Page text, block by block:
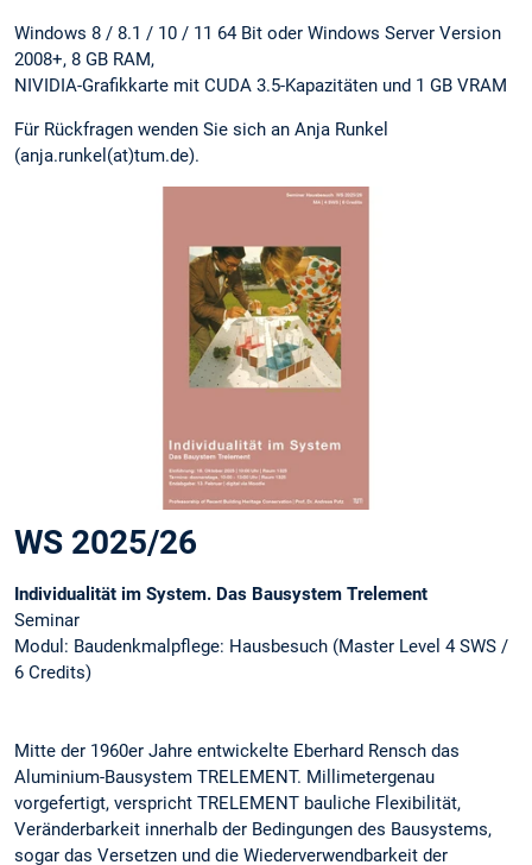
Windows 8 / 8.1 / 10 / 11 64 Bit oder Windows Server Version
2008+, 8 GB RAM,
NIVIDIA-Grafikkarte mit CUDA 3.5-Kapazitäten und 1 GB VRAM
Für Rückfragen wenden Sie sich an Anja Runkel
(anja.runkel(at)tum.de).
WS 2025/26
Individualität im System. Das Bausystem Trelement
Seminar
Modul: Baudenkmalpflege: Hausbesuch (Master Level 4 SWS /
6 Credits)
Mitte der 1960er Jahre entwickelte Eberhard Rensch das
Aluminium-Bausystem TRELEMENT. Millimetergenau
vorgefertigt, verspricht TRELEMENT bauliche Flexibilität,
Veränderbarkeit innerhalb der Bedingungen des Bausystems,
sogar das Versetzen und die Wiederverwendbarkeit der